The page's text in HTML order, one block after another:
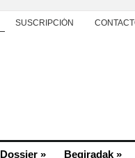
SUSCRIPCIÓN
Dossier » Begiradak »